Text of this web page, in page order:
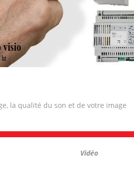
la qualité du son et de votre image
Vidéo